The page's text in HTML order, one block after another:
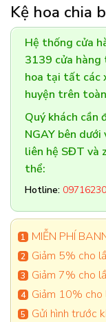
Kệ hoa chia
Hệ thống cửa
3139 cửa hàng
hoa tại tất các
huyện trên
Quý khách cần
NGAY bên
liên hệ SĐT và
thể:
Hotline:
MIỄN PHÍ
Giảm 5% cho
Giảm 7% cho
Giảm 10%
Gửi hình trước